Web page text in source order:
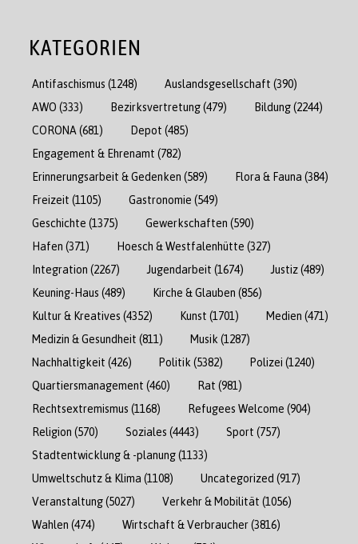
KATEGORIEN
Antifaschismus (1248) Auslandsgesellschaft (390)
AWO (333) Bezirksvertretung(479) Bildung(2244)
CORONA (681) Depot (485)
Engagement & Ehrenamt (782)
Erinnerungsarbeit & Gedenken (589) Flora & Fauna (384)
Freizeit (1105) Gastronomie (549)
Geschichte (1375) Gewerkschaften (590)
Hafen (371) Hoesch & Westfalenhütte (327)
Integration (2267) Jugendarbeit (1674) Justiz(489)
Keuning-Haus (489) Kirche & Glauben (856)
Kultur & Kreatives (4352) Kunst (1701) Medien (471)
Medizin & Gesundheit (811) Musik (1287)
Nachhaltigkeit (426) Politik (5382) Polizei (1240)
Quartiersmanagement (460) Rat (981)
Rechtsextremismus (1168) Refugees Welcome (904)
Religion (570) Soziales (4443) Sport (757)
Stadtentwicklung & -planung(1133)
Umweltschutz & Klima (1108) Uncategorized (917)
Veranstaltung(5027) Verkehr & Mobilität (1056)
Wahlen (474) Wirtschaft & Verbraucher(3816)